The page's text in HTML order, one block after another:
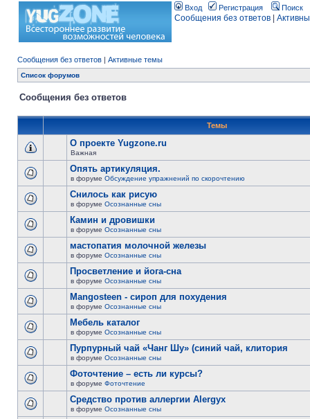
Вход Регистрация Поиск
Сообщения без ответов
Сообщения без ответов | Активные темы
Список форумов
Сообщения без ответов
Темы
О проекте Yugzone.ru
Важная
Опять артикуляция.
в форуме Обсуждение упражнений по скорочтению
Снилось как рисую
в форуме Осознанные сны
Камин и дровишки
в форуме Осознанные сны
мастопатия молочной железы
в форуме Осознанные сны
Просветление и йога-сна
в форуме Осознанные сны
Mangosteen - сироп для похудения
в форуме Осознанные сны
Мебель каталог
в форуме Осознанные сны
Пурпурный чай «Чанг Шу» (синий чай, клитория
в форуме Осознанные сны
Фоточтение – есть ли курсы?
в форуме Фоточтение
Cредство против аллергии Alergyx
в форуме Осознанные сны